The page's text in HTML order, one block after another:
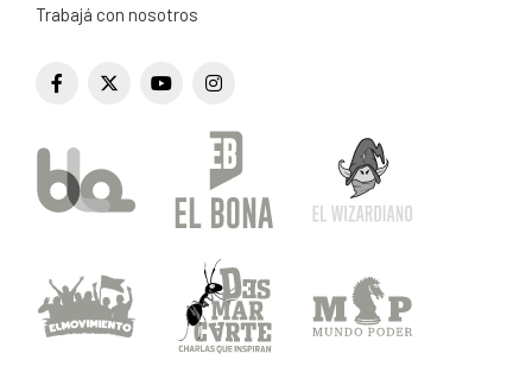
Trabajá con nosotros